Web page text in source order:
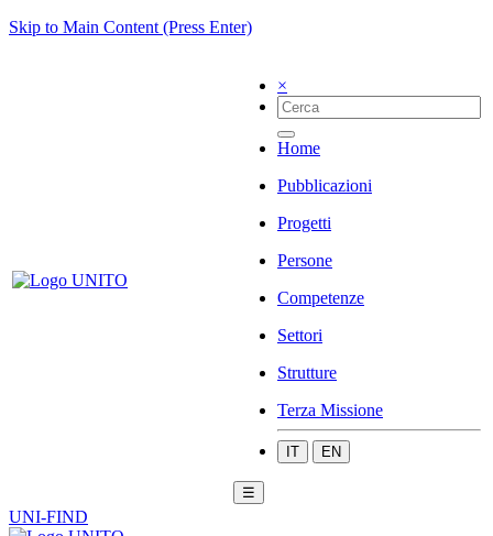
Skip to Main Content (Press Enter)
×
Home
Pubblicazioni
Progetti
Persone
Competenze
Settori
Strutture
Terza Missione
IT EN
☰
UNI-FIND